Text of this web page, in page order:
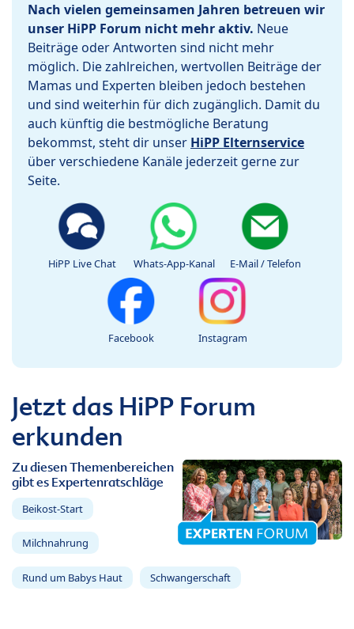
Nach vielen gemeinsamen Jahren betreuen wir
unser HiPP Forum nicht mehr aktiv. Neue
Beiträge oder Antworten sind nicht mehr
möglich. Die zahlreichen, wertvollen Beiträge der
Mamas und Experten bleiben jedoch bestehen
und sind weiterhin für dich zugänglich. Damit du
auch künftig die bestmögliche Beratung
bekommst, steht dir unser HiPP Elternservice
über verschiedene Kanäle jederzeit gerne zur
Seite.
HiPP Live Chat Whats-App-Kanal E-Mail / Telefon
Facebook Instagram
Jetzt das HiPP Forum
erkunden
Zu diesen Themenbereichen
gibt es Expertenratschläge
Beikost-Start
Milchnahrung
Rund um Babys Haut Schwangerschaft